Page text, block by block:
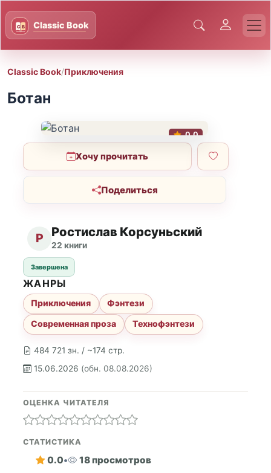
Classic Book/Приключения
Ботан
0.0
Хочу прочитать
Поделиться
Р Ростислав Корсуньский
22 книги
Завершена
484 721 зн. / ~174 стр.
15.06.2026 (обн. 08.08.2026)
ЖАНРЫ
Приключения
Фэнтези
Современная проза
Технофэнтези
ОЦЕНКА ЧИТАТЕЛЯ
СТАТИСТИКА
0.0• 18 просмотров